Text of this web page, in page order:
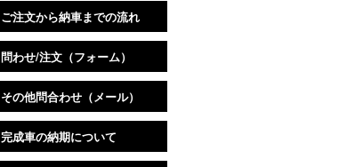
ご注文から納車までの流れ
問わせ/注文（フォーム）
その他問合わせ（メール）
完成車の納期について